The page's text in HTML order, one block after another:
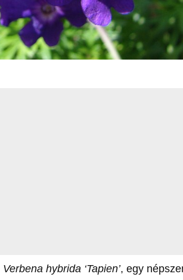
Verbena hybrida ‘Tapien’, egy